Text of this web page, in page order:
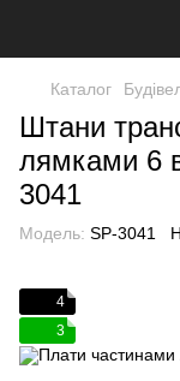
Каталог
Штани
лямками 6
3041
Модель: SP-3041
4
3